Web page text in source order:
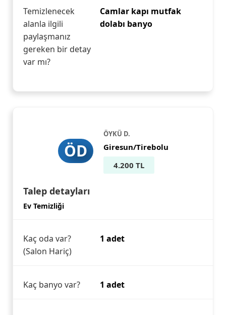
Temizlenecek
alanla ilgili
paylaşmanız
gereken bir detay
var mı?
Camlar kapı mutfak
dolabı banyo
ÖD
ÖYKÜ D.
Giresun/Tirebolu
4.200 TL
Talep detayları
Ev Temizliği
Kaç oda var?
(Salon Hariç)
1 adet
Kaç banyo var? 1 adet